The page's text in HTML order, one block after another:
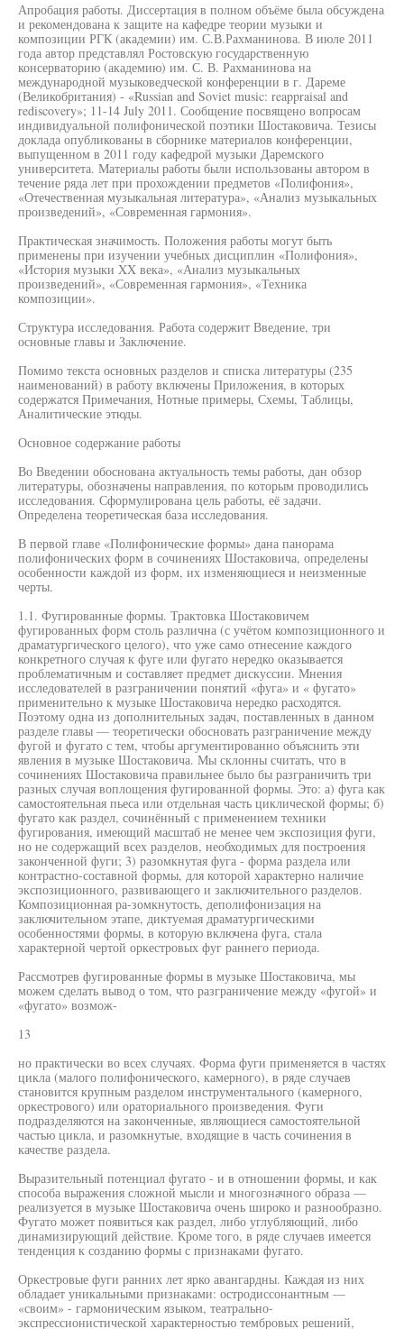
Апробация работы. Диссертация в полном объёме была обсуждена
и рекомендована к защите на кафедре теории музыки и
композиции РГК (академии) им. С.В.Рахманинова. В июле 2011
года автор представлял Ростовскую государственную
консерваторию (академию) им. С. В. Рахманинова на
международной музыковедческой конференции в г. Дареме
(Великобритания) - «Russian and Soviet music: reappraisal and
rediscovery»; 11-14 July 2011. Сообщение посвящено вопросам
индивидуальной полифонической поэтики Шостаковича. Тезисы
доклада опубликованы в сборнике материалов конференции,
выпущенном в 2011 году кафедрой музыки Даремского
университета. Материалы работы были использованы автором в
течение ряда лет при прохождении предметов «Полифония»,
«Отечественная музыкальная литература», «Анализ музыкальных
произведений», «Современная гармония».
Практическая значимость. Положения работы могут быть
применены при изучении учебных дисциплин «Полифония»,
«История музыки XX века», «Анализ музыкальных
произведений», «Современная гармония», «Техника
композиции».
Структура исследования. Работа содержит Введение, три
основные главы и Заключение.
Помимо текста основных разделов и списка литературы (235
наименований) в работу включены Приложения, в которых
содержатся Примечания, Нотные примеры, Схемы, Таблицы,
Аналитические этюды.
Основное содержание работы
Во Введении обоснована актуальность темы работы, дан обзор
литературы, обозначены направления, по которым проводились
исследования. Сформулирована цель работы, её задачи.
Определена теоретическая база исследования.
В первой главе «Полифонические формы» дана панорама
полифонических форм в сочинениях Шостаковича, определены
особенности каждой из форм, их изменяющиеся и неизменные
черты.
1.1. Фугированные формы. Трактовка Шостаковичем
фугированных форм столь различна (с учётом композиционного и
драматургического целого), что уже само отнесение каждого
конкретного случая к фуге или фугато нередко оказывается
проблематичным и составляет предмет дискуссии. Мнения
исследователей в разграничении понятий «фуга» и « фугато»
применительно к музыке Шостаковича нередко расходятся.
Поэтому одна из дополнительных задач, поставленных в данном
разделе главы — теоретически обосновать разграничение между
фугой и фугато с тем, чтобы аргументированно объяснить эти
явления в музыке Шостаковича. Мы склонны считать, что в
сочинениях Шостаковича правильнее было бы разграничить три
разных случая воплощения фугированной формы. Это: а) фуга как
самостоятельная пьеса или отдельная часть циклической формы; б)
фугато как раздел, сочинённый с применением техники
фугирования, имеющий масштаб не менее чем экспозиция фуги,
но не содержащий всех разделов, необходимых для построения
законченной фуги; 3) разомкнутая фуга - форма раздела или
контрастно-составной формы, для которой характерно наличие
экспозиционного, развивающего и заключительного разделов.
Композиционная ра-зомкнутость, деполифонизация на
заключительном этапе, диктуемая драматургическими
особенностями формы, в которую включена фуга, стала
характерной чертой оркестровых фуг раннего периода.
Рассмотрев фугированные формы в музыке Шостаковича, мы
можем сделать вывод о том, что разграничение между «фугой» и
«фугато» возмож-
13
но практически во всех случаях. Форма фуги применяется в частях
цикла (малого полифонического, камерного), в ряде случаев
становится крупным разделом инструментального (камерного,
оркестрового) или ораториального произведения. Фуги
подразделяются на законченные, являющиеся самостоятельной
частью цикла, и разомкнутые, входящие в часть сочинения в
качестве раздела.
Выразительный потенциал фугато - и в отношении формы, и как
способа выражения сложной мысли и многозначного образа —
реализуется в музыке Шостаковича очень широко и разнообразно.
Фугато может появиться как раздел, либо углубляющий, либо
динамизирующий действие. Кроме того, в ряде случаев имеется
тенденция к созданию формы с признаками фугато.
Оркестровые фуги ранних лет ярко авангардны. Каждая из них
обладает уникальными признаками: остродиссонантным —
«своим» - гармоническим языком, театрально-
экспрессионистической характерностью тембровых решений,